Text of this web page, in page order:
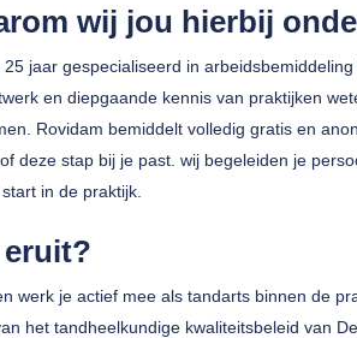
wij jou hierbij
jaar gespecialiseerd in
en diepgaande kennis van praktijken
Rovidam bemiddelt volledig gratis en
deze stap bij je past. wij begeleiden je
in de praktijk.
werk je actief mee als tandarts binnen de
het tandheelkundige kwaliteitsbeleid van